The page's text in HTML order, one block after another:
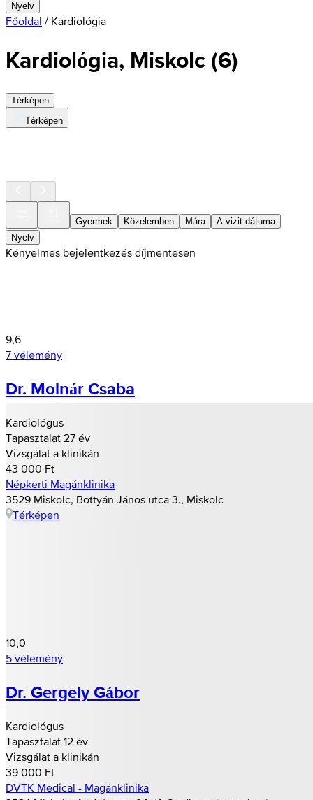
Nyelv
Főoldal / Kardiológia
Kardiológia, Miskolc (6)
Térképen
Térképen
Gyermek Közelemben Mára
A vizit dátuma
Nyelv
Kényelmes bejelentkezés díjmentesen
9,6
7 vélemény
Dr. Molnár Csaba
Kardiológus
Tapasztalat 27 év
Vizsgálat a klinikán
43 000 Ft
Népkerti Magánklinika
3529 Miskolc, Bottyán János utca 3., Miskolc
Térképen
10,0
5 vélemény
Dr. Gergely Gábor
Kardiológus
Tapasztalat 12 év
Vizsgálat a klinikán
39 000 Ft
DVTK Medical - Magánklinika